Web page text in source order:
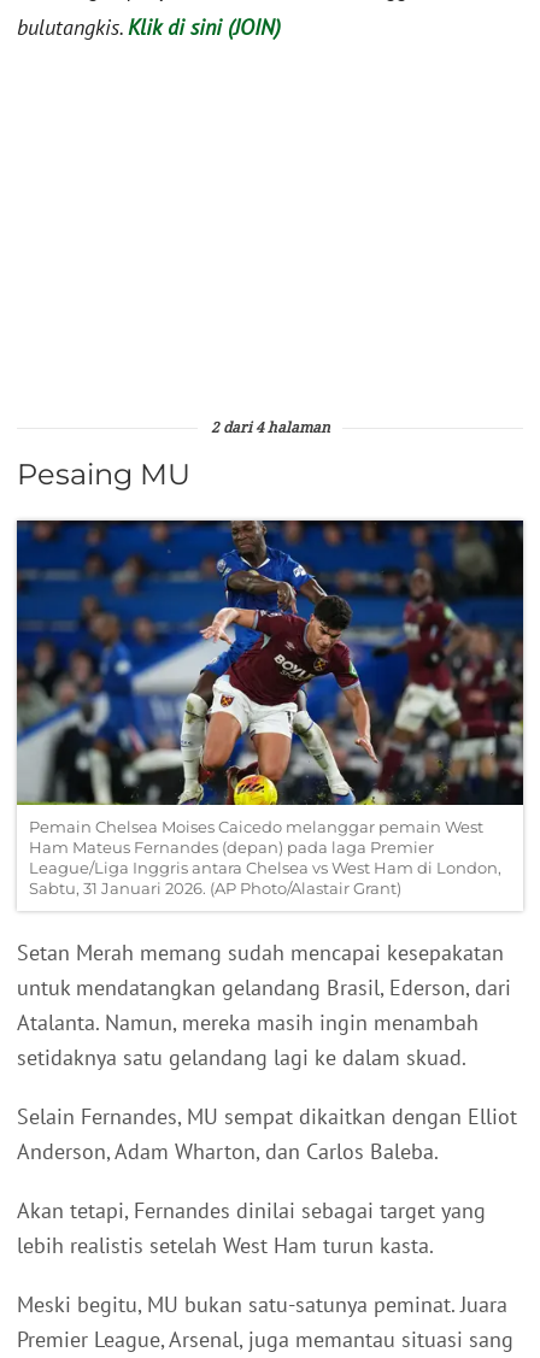
bulutangkis.Klik di sini (JOIN)
2 dari 4 halaman
Pesaing MU
Pemain Chelsea Moises Caicedo melanggar pemain West
Ham Mateus Fernandes (depan) pada laga Premier
League/Liga Inggris antara Chelsea vs West Ham di London,
Sabtu, 31 Januari 2026. (AP Photo/Alastair Grant)
Setan Merah memang sudah mencapai kesepakatan
untuk mendatangkan gelandang Brasil, Ederson, dari
Atalanta. Namun, mereka masih ingin menambah
setidaknya satu gelandang lagi ke dalam skuad.
Selain Fernandes, MU sempat dikaitkan dengan Elliot
Anderson, Adam Wharton, dan Carlos Baleba.
Akan tetapi, Fernandes dinilai sebagai target yang
lebih realistis setelah West Ham turun kasta.
Meski begitu, MU bukan satu-satunya peminat. Juara
Premier League, Arsenal, juga memantau situasi sang